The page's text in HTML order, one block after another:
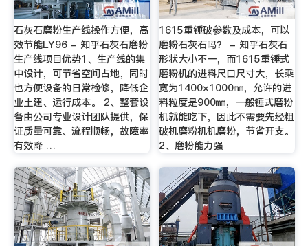
石灰石磨粉生产线操作方便，高
效节能LY96 - 知乎石灰石磨粉
生产线项目优势1、生产线的集
中设计，可节省空间占地，同时
也方便设备的日常检修，降低企
业土建、运行成本。 2、整套设
备由公司专业设计团队提供，保
证质量可靠、流程顺畅，故障率
有效降 …
1615重锤破参数及成本，可以
磨粉石灰石吗？ - 知乎石灰石
形状大小不一，而1615重锤式
磨粉机的进料尺口尺寸大，长乘
宽为1400×1000㎜，允许的进
料粒度是900㎜，一般锤式磨粉
机就能吃下，因此不需要先经粗
破机磨粉机机磨粉，节省开支。
2、磨粉能力强